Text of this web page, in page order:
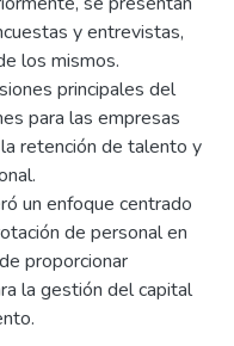
y entrevistas,
los mismos.
principales del
para las empresas
retención de talento y
un enfoque centrado
de personal en
proporcionar
la gestión del capital